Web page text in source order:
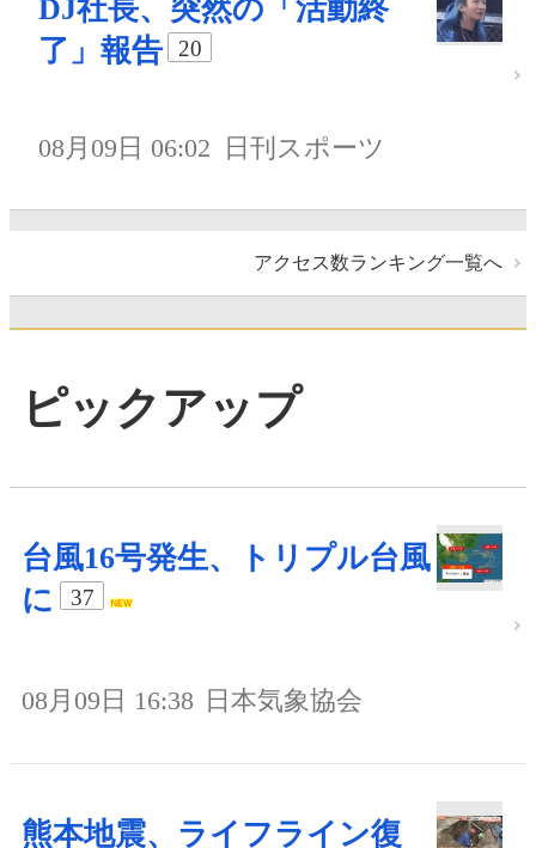
DJ社長、突然の「活動終
了」報告
20
08月09日 06:02 日刊スポーツ
アクセス数ランキング一覧へ
ピックアップ
台風16号発生、トリプル台風
に
37
08月09日 16:38 日本気象協会
熊本地震、ライフライン復